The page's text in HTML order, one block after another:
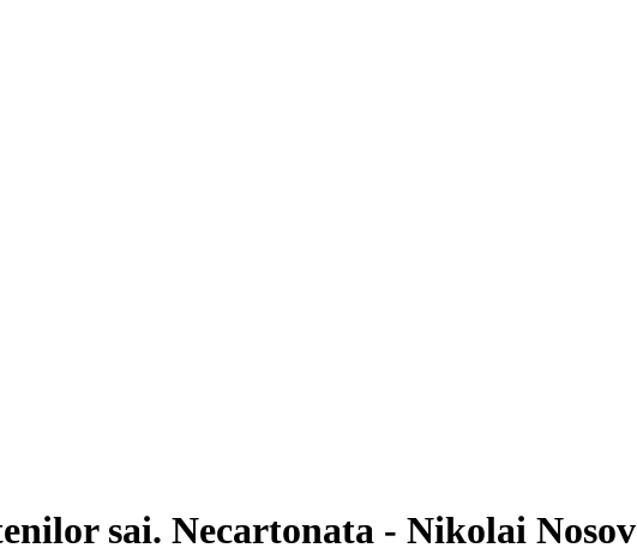
sai. Necartonata - Nikolai Nosov